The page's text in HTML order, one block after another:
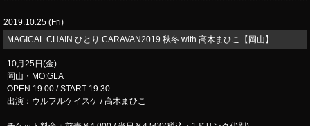
2019.10.25 (Fri)
MAGICAL CHAIN ひとり CARAVAN2019 秋冬 with 高木まひこ【岡山】
10月25日(金)
岡山・MO:GLA
OPEN 19:00 / START 19:30
出演：ウルフルケイスケ / 高木まひこ